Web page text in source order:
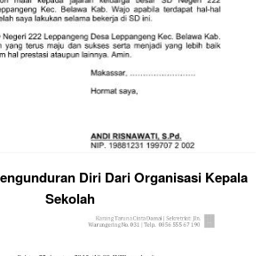
Diri Dari Organisasi Kepala
Sekolah